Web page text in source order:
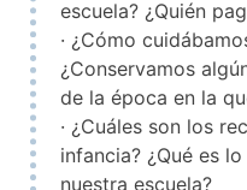
escuela? ¿Quién
· ¿Cómo
¿Conservamos
de la época en la
· ¿Cuáles son los
infancia? ¿Qué es
nuestra escuela?